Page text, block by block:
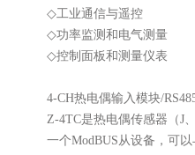
◇工业通信与遥控
◇功率监测和电气测量
◇控制面板和测量仪表
4-CH热电偶输入模块/
Z-4TC是热电偶传感器（J
一个ModBUS从设备，可